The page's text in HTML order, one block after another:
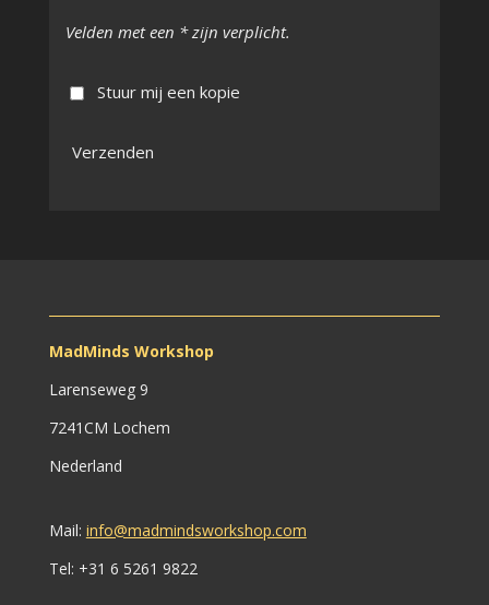
Velden met een * zijn verplicht.
Stuur mij een kopie
Verzenden
MadMinds Workshop
Larenseweg 9
7241CM Lochem
Nederland
Mail: info@madmindsworkshop.com
Tel: +31 6 5261 9822